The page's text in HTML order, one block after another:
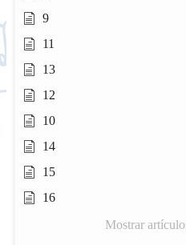
9
11
13
12
10
14
15
16
Mostrar